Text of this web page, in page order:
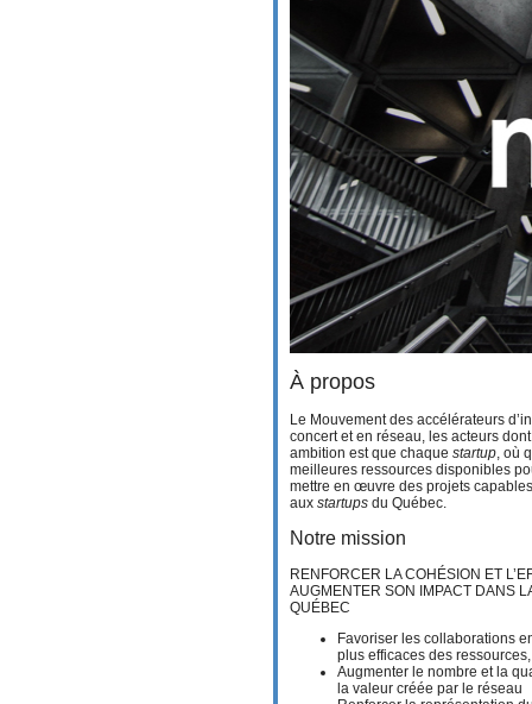
À propos
Le Mouvement des accélérateurs
concert et en réseau, les acteurs
ambition est que chaque startup, où
meilleures ressources disponibles
mettre en œuvre des projets
aux startups du Québec.
Notre mission
RENFORCER LA COHÉSION ET
AUGMENTER SON IMPACT DANS
QUÉBEC
Favoriser les collaborations
plus efficaces des
Augmenter le nombre et la
la valeur créée par le réseau